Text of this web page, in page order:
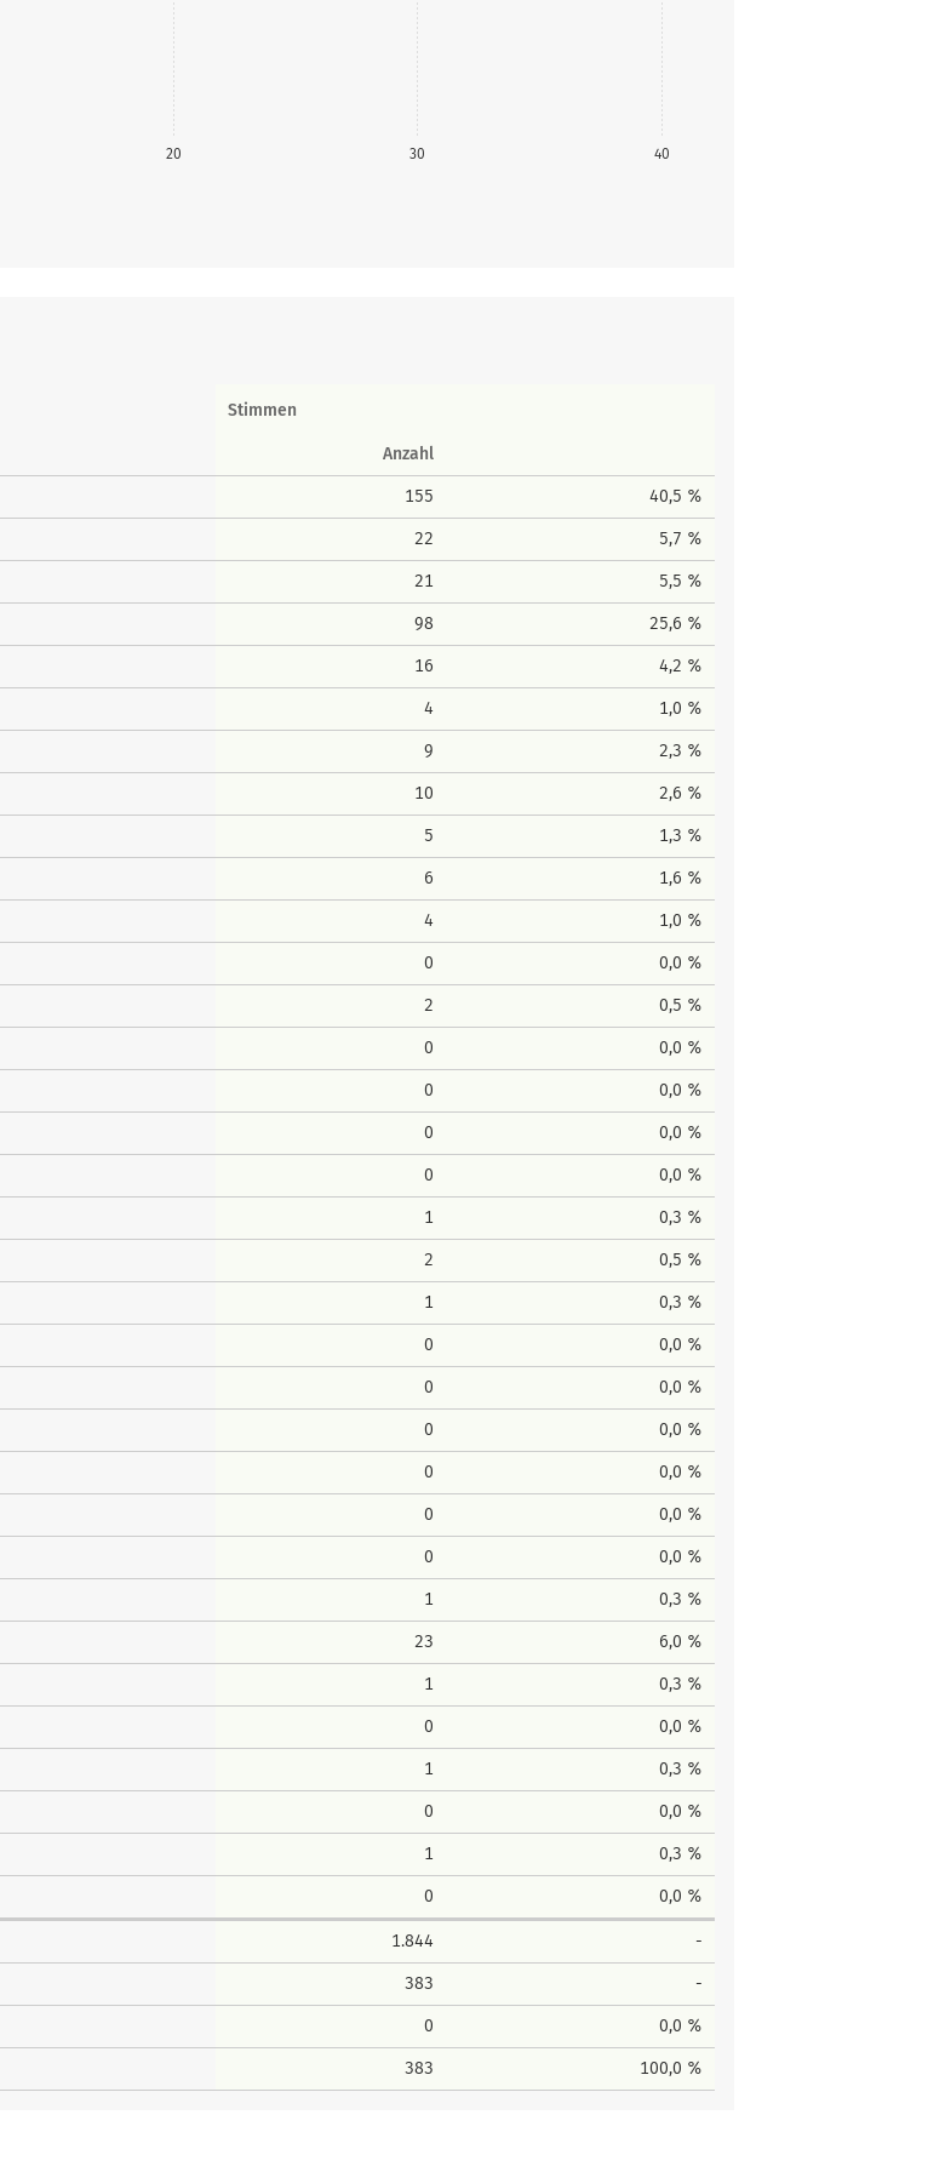
20 30 40
Stimmen
Anzahl
155 40,5 %
22 5,7 %
21 5,5 %
98 25,6 %
16 4,2 %
4 1,0 %
9 2,3 %
10 2,6 %
5 1,3 %
6 1,6 %
4 1,0 %
0 0,0 %
2 0,5 %
0 0,0 %
0 0,0 %
0 0,0 %
0 0,0 %
1 0,3 %
2 0,5 %
1 0,3 %
0 0,0 %
0 0,0 %
0 0,0 %
0 0,0 %
0 0,0 %
0 0,0 %
1 0,3 %
23 6,0 %
1 0,3 %
0 0,0 %
1 0,3 %
0 0,0 %
1 0,3 %
0 0,0 %
1.844 -
383 -
0 0,0 %
383 100,0 %